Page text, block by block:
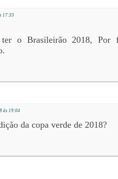
17:33
o Brasileirão 2018, Por
às 19:04
da copa verde de 2018?